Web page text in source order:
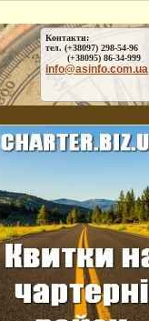
Контакти:
тел. (+38097) 298-54-96
(+38095) 86-34-999
info@asinfo.com.ua